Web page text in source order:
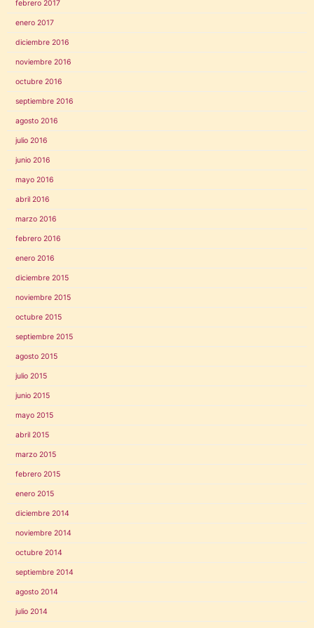
febrero 2017
enero 2017
diciembre 2016
noviembre 2016
octubre 2016
septiembre 2016
agosto 2016
julio 2016
junio 2016
mayo 2016
abril 2016
marzo 2016
febrero 2016
enero 2016
diciembre 2015
noviembre 2015
octubre 2015
septiembre 2015
agosto 2015
julio 2015
junio 2015
mayo 2015
abril 2015
marzo 2015
febrero 2015
enero 2015
diciembre 2014
noviembre 2014
octubre 2014
septiembre 2014
agosto 2014
julio 2014